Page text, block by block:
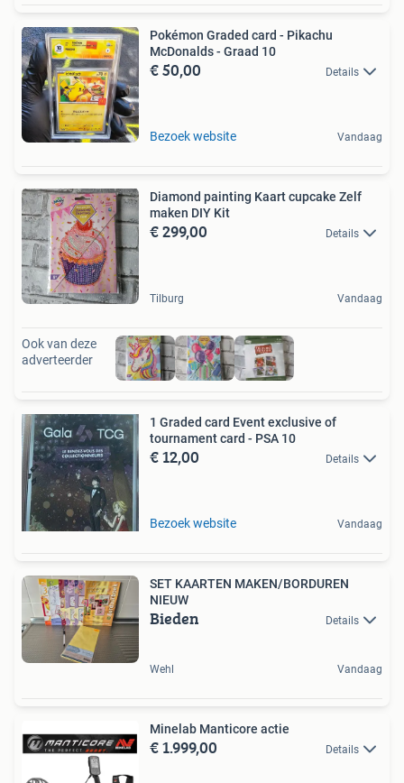
Pokémon Graded card - Pikachu
McDonalds - Graad 10
€ 50,00 Details
Bezoek website Vandaag
Diamond painting Kaart cupcake Zelf
maken DIY Kit
€ 299,00 Details
Tilburg Vandaag
Ook van deze
adverteerder
1 Graded card Event exclusive of
tournament card - PSA 10
€ 12,00 Details
Bezoek website Vandaag
SET KAARTEN MAKEN/BORDUREN
NIEUW
Bieden Details
Wehl Vandaag
Minelab Manticore actie
€ 1.999,00 Details